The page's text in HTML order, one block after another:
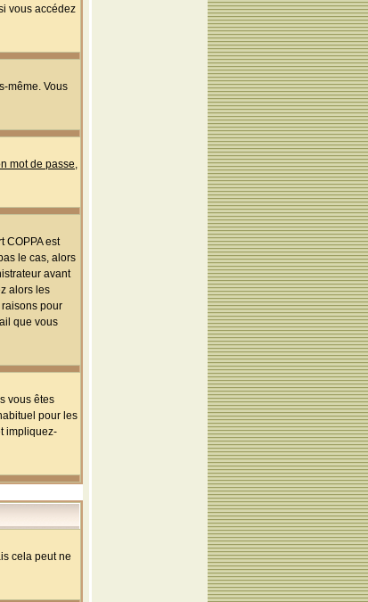
vous accédez
même. Vous
mot de passe,
COPPA est
le cas, alors
avant
alors les
pour
que vous
vous êtes
pour les
impliquez-
cela peut ne